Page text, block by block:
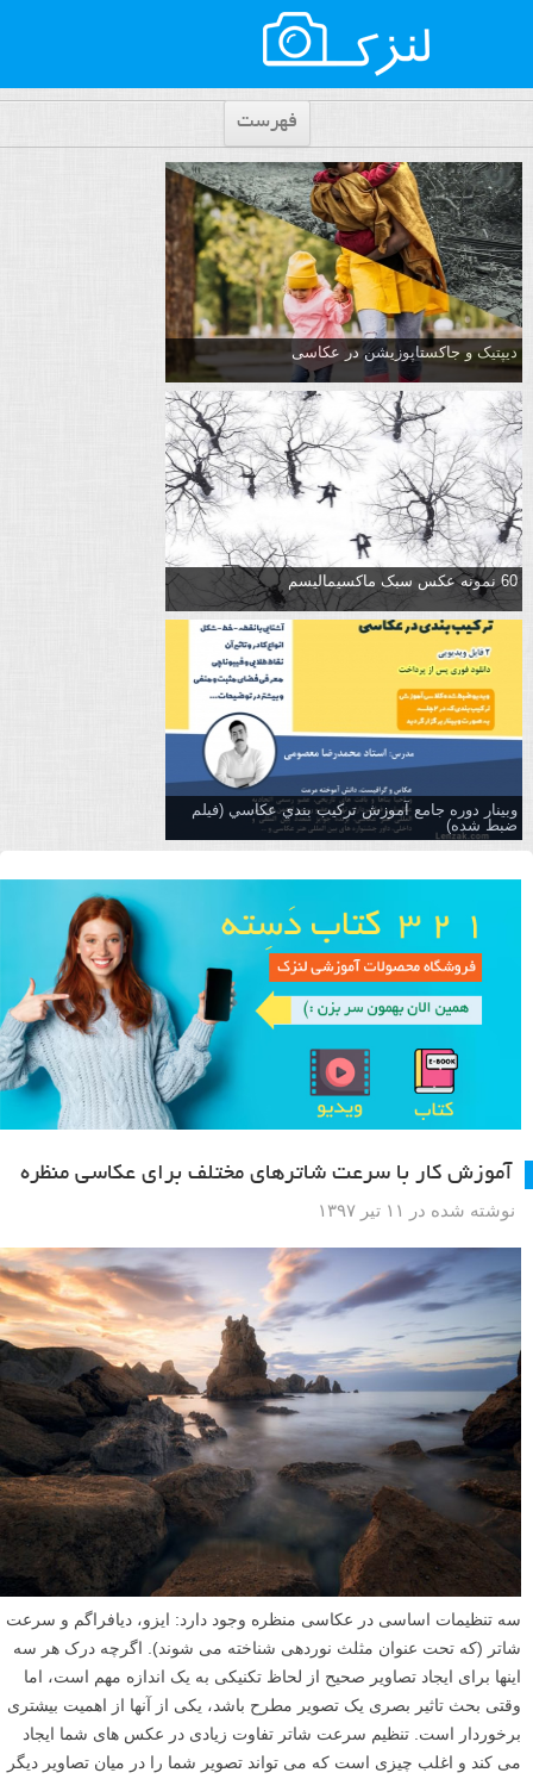
فهرست
دیپتیک و جاکستا‌پوزیشن در عکاسی
60 نمونه عکس سبک ماکسیمالیسم
وبینار دوره جامع آموزش تركيب بندي عكاسي (فیلم
ضبط شده)
آموزش کار با سرعت شاترهای مختلف برای عکاسی منظره
نوشته شده در ۱۱ تیر ۱۳۹۷
سه تنظیمات اساسی در عکاسی منظره وجود دارد: ایزو، دیافراگم و سرعت
شاتر (که تحت عنوان مثلث نوردهی شناخته می شوند). اگرچه درک هر سه
اینها برای ایجاد تصاویر صحیح از لحاظ تکنیکی به یک اندازه مهم است، اما
وقتی بحث تاثیر بصری یک تصویر مطرح باشد، یکی از آنها از اهمیت بیشتری
برخوردار است. تنظیم سرعت شاتر تفاوت زیادی در عکس های شما ایجاد
می کند و اغلب چیزی است که می تواند تصویر شما را در میان تصاویر دیگر